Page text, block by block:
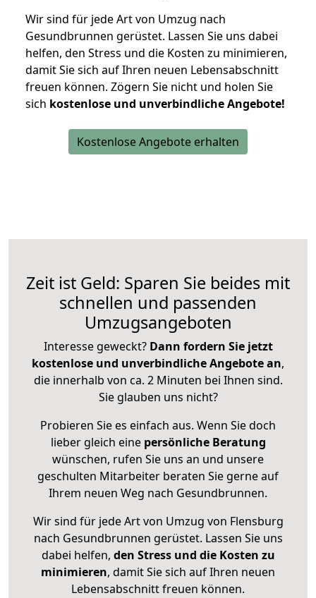
Wir sind für jede Art von Umzug nach
Gesundbrunnen gerüstet. Lassen Sie uns dabei
helfen, den Stress und die Kosten zu minimieren,
damit Sie sich auf Ihren neuen Lebensabschnitt
freuen können. Zögern Sie nicht und holen Sie
sich kostenlose und unverbindliche Angebote!
Kostenlose Angebote erhalten
Zeit ist Geld: Sparen Sie beides mit
schnellen und passenden
Umzugsangeboten
Interesse geweckt? Dann fordern Sie jetzt
kostenlose und unverbindliche Angebote an,
die innerhalb von ca. 2 Minuten bei Ihnen sind.
Sie glauben uns nicht?
Probieren Sie es einfach aus. Wenn Sie doch
lieber gleich eine persönliche Beratung
wünschen, rufen Sie uns an und unsere
geschulten Mitarbeiter beraten Sie gerne auf
Ihrem neuen Weg nach Gesundbrunnen.
Wir sind für jede Art von Umzug von Flensburg
nach Gesundbrunnen gerüstet. Lassen Sie uns
dabei helfen, den Stress und die Kosten zu
minimieren, damit Sie sich auf Ihren neuen
Lebensabschnitt freuen können.